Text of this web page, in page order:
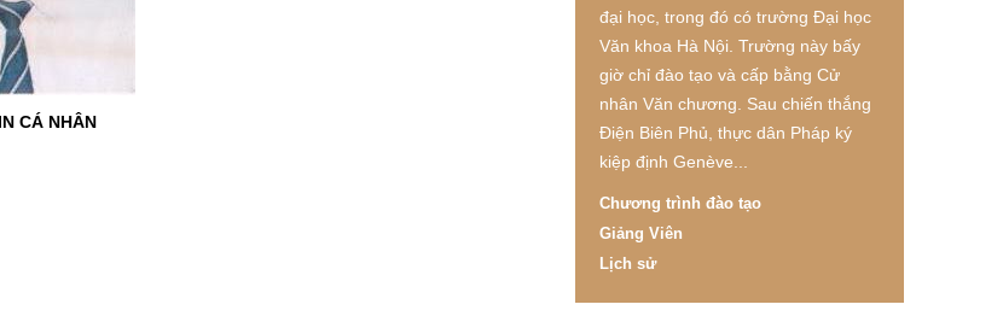
CÁ NHÂN
đại học, trong đó có trường Đại học
Văn khoa Hà Nội. Trường này bấy
giờ chỉ đào tạo và cấp bằng Cử
nhân Văn chương. Sau chiến thắng
Điện Biên Phủ, thực dân Pháp ký
kiệp định Genève...
Chương trình đào tạo
Giảng Viên
Lịch sử